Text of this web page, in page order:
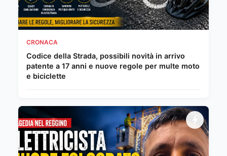
CRONACA
Codice della Strada, possibili novità in arrivo
patente a 17 anni e nuove regole per multe moto
e biciclette